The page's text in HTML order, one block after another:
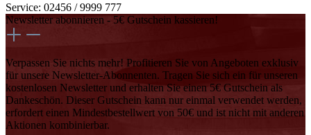
Service: 02456 / 9999 777
Newsletter abonnieren - 5€ Gutschein kassieren!
Verpassen Sie nichts mehr! Profitieren Sie von Angeboten exklusiv
für unsere Newsletter-Abonnenten. Tragen Sie sich ein für unseren
kostenlosen Newsletter und erhalten Sie einen 5€ Gutschein als
Dankeschön. Dieser Gutschein kann nur einmal verwendet werden,
erfordert einen Mindestbestellwert von 50€ und ist nicht mit anderen
Aktionen kombinierbar.